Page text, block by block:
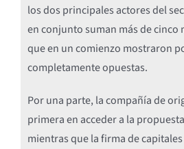
los dos principales actores del
en conjunto suman más de cinco
que en un comienzo mostraron
completamente opuestas.
Por una parte, la compañía de
primera en acceder a la
mientras que la firma de